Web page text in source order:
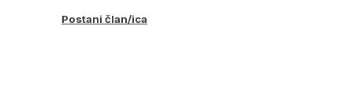
Postani član/ica